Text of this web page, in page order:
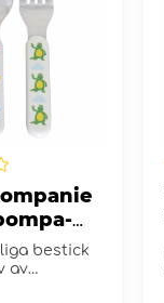
Gaffel &
bestick
av